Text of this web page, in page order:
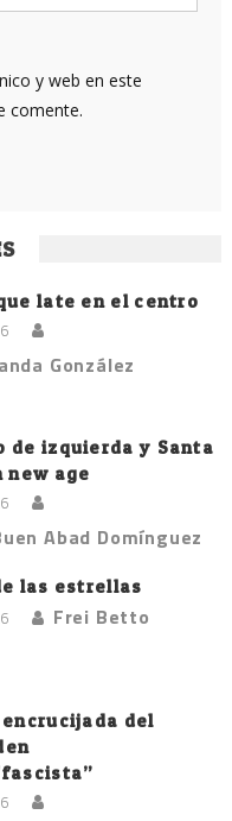
y web en este
comente.
late en el centro
González
de izquierda y Santa
new age
Abad Domínguez
las estrellas
Frei Betto
encrucijada del